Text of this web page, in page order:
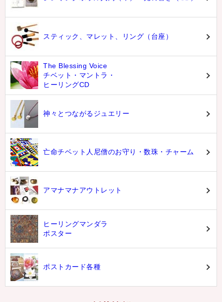
スティック、マレット、リング（台座）
The Blessing Voice
チベット・マントラ・
ヒーリングCD
神々とつながるジュエリー
亡命チベット人尼僧のお守り・数珠・チャーム
アマナマナアウトレット
ヒーリングマンダラ
ポスター
ポストカード各種